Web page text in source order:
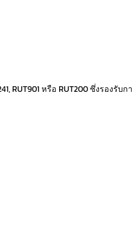
RUT901 หรือ RUT200 ซึ่งรองรับก